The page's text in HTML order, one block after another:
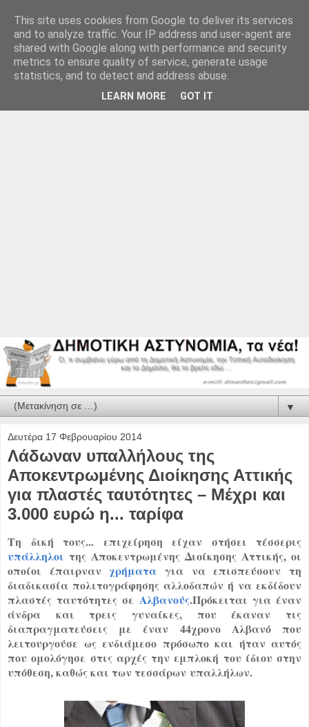
▼
Δευτέρα 17 Φεβρουαρίου 2014
Λάδωναν υπαλλήλους της
Αποκεντρωμένης Διοίκησης Αττικής
για πλαστές ταυτότητες – Μέχρι και
3.000 ευρώ η... ταρίφα
Τη δική τους... επιχείρηση είχαν στήσει τέσσερις
υπάλληλοι της Αποκεντρωμένης Διοίκησης Αττικής, οι
οποίοι έπαιρνανχρήματα για να επισπεύσουν τη
διαδικασία πολιτογράφησης αλλοδαπών ή να εκδίδουν
πλαστές ταυτότητες σε Αλβανούς.Πρόκειται για έναν
άνδρα και τρεις γυναίκες, που έκαναν τις
διαπραγματεύσεις με έναν 44χρονο Αλβανό που
λειτουργούσε ως ενδιάμεσο πρόσωπο και ήταν αυτός
που ομολόγησε στις αρχές την εμπλοκή του ίδιου στην
υπόθεση, καθώς και των τεσσάρων υπαλλήλων.
This site uses cookies from Google to deliver its services
and to analyze traffic. Your IP address and user-agent are
shared with Google along with performance and security
metrics to ensure quality of service, generate usage
statistics, and to detect and address abuse.
LEARN MORE GOT IT